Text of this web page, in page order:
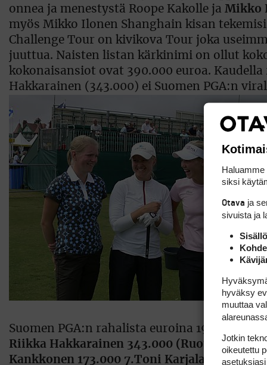
onnea ja menestystä Roope Kakolle ja Mikko
myös Mikko Ilonen Shanghain kisan
Challenge Tour on kivikova Tour joka
juuttua. Naisten listan kärkinimi on ollut
kokonaisansiot ovat 390.000 euroa.
Hakkarainen (343.000) ei Suomen PGA:n
Suomen PGA:n rahalista euroina 1998-2007
Riikka Hakkarainen 343.000 (Ruotsin PGA)
Kankkonen 173.000 7.Toni Karjalainen
siksi
Otava ja
sivuista ja
hyväksy
muuttaa
Jotkin
oikeutettu